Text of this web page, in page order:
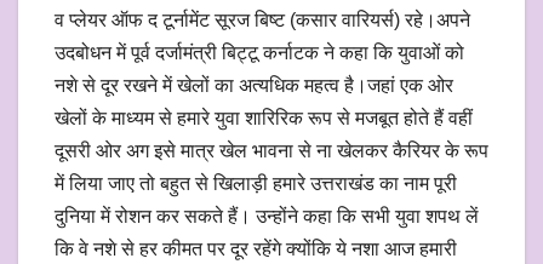
व प्लेयर ऑफ द टूर्नामेंट सूरज बिष्ट (कसार वारियर्स) रहे।अपने
उदबोधन में पूर्व दर्जामंत्री बिट्टू कर्नाटक ने कहा कि युवाओं को
नशे से दूर रखने में खेलों का अत्यधिक महत्व है।जहां एक ओर
खेलों के माध्यम से हमारे युवा शारिरिक रूप से मजबूत होते हैं वहीं
दूसरी ओर अग इसे मात्र खेल भावना से ना खेलकर कैरियर के रूप
में लिया जाए तो बहुत से खिलाड़ी हमारे उत्तराखंड का नाम पूरी
दुनिया में रोशन कर सकते हैं। उन्होंने कहा कि सभी युवा शपथ लें
कि वे नशे से हर कीमत पर दूर रहेंगे क्योंकि ये नशा आज हमारी